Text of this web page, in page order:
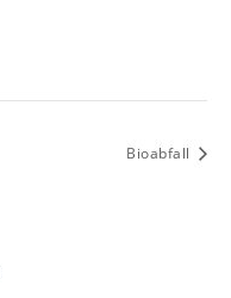
Bioabfall